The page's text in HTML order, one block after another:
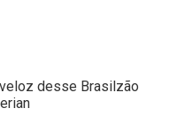
desse Brasilzão